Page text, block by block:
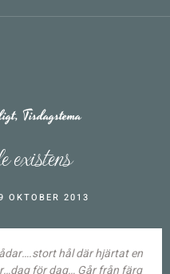
, Tisdagstema
OKTOBER 2013
hål där hjärtat en
för dag… Går från färg